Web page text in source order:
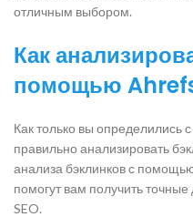
отличным выбором.
Как
помощью
Как только вы определились
правильно анализировать
анализа бэклинков с
помогут вам получить
SEO.